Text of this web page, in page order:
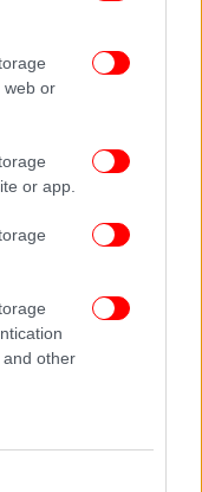
web or
or app.
other